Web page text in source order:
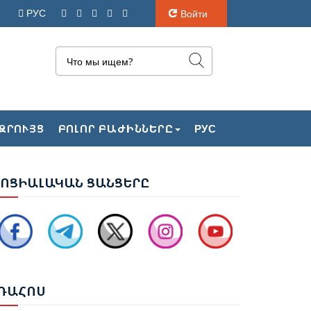
РУС Войти
ԲՈԼՈՐ ԲԱԺԻՆՆԵՐԸ РУС
ԻԱԼԱԿԱՆ ՑԱՆՑԵՐԸ
ՀՈՍ
ՔԱՂԱՔԱՑԻՆԵՐԻ ՎԵՐԱԲԵՐՅԱԼ
ԶԱԽԱՐՈՎԱՅԻՆ. ՊԵՏՔ Է ՎԵՐՋ
ՌՈՒՍ-ՀԱՅԿԱԿԱՆ
ՎԵՐԱԲԵՐՈՂ
ԱԴՐԲԵՋԱՆԻ ՆԿԱՏՄԱՄԲ